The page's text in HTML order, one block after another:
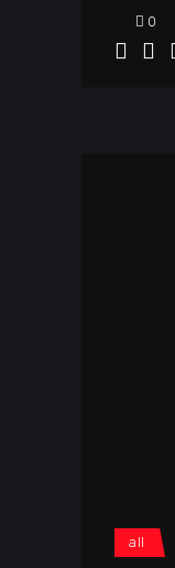
0
all